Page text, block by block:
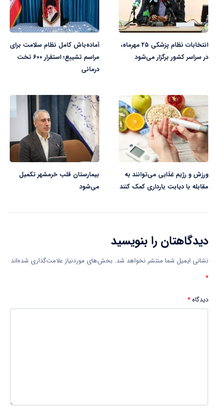
انتخابات نظام پزشکی ۲۵ مهرماه،
در سراسر کشور برگزار می‌شود
آماده‌باش کامل نظام سلامت برای
مراسم تشییع؛ استقرار ۶۰۰ تخت
درمانی
ورزش و رژیم غذایی می‌توانند به
مقابله با دیابت بارداری کمک کنند
بیمارستان قلب خرمشهر تکمیل
می‌شود
دیدگاهتان را بنویسید
نشانی ایمیل شما منتشر نخواهد شد. بخش‌های موردنیاز علامت‌گذاری شده‌اند
*
دیدگاه*